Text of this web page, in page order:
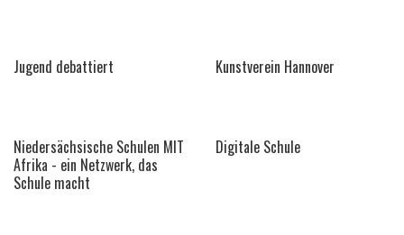
Jugend debattiert Kunstverein Hannover
Niedersächsische Schulen MIT
Afrika - ein Netzwerk, das
Schule macht
Digitale Schule